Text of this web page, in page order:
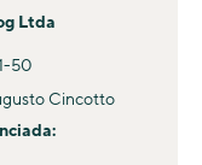
Ltda
50
Cincotto